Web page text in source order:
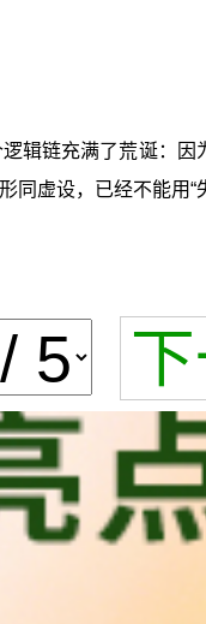
链充满了荒诞：因
虚设，已经不能用“